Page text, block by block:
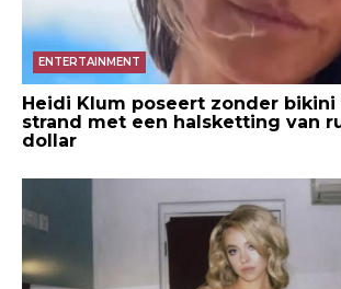
ENTERTAINMENT
Heidi Klum poseert zonder
strand met een halsketting van
dollar